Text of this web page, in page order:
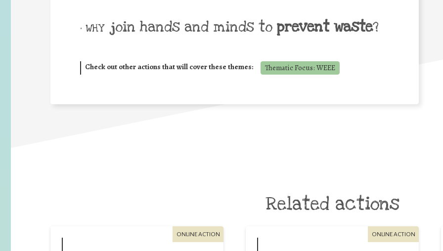
• WHY join hands and minds to prevent waste?
Check out other actions that will cover these themes: Thematic Focus: WEEE
Related actions
ONLINE ACTION ONLINE ACTION